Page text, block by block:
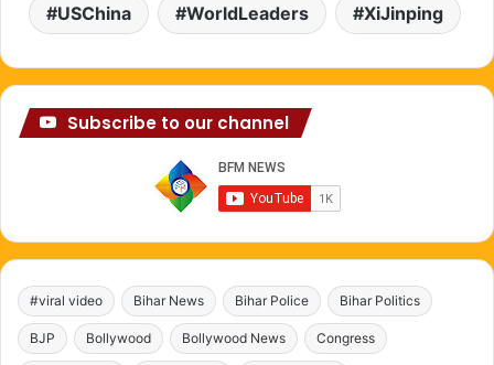
USChina WorldLeaders XiJinping
Subscribe to our channel
#viral video Bihar News Bihar Police Bihar Politics
BJP Bollywood Bollywood News Congress